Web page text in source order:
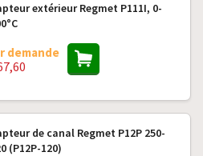
extérieur Regmet P111I, 0-
demande
de canal Regmet P12P 250-
(P12P-120)